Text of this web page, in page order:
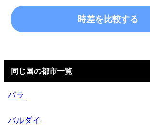
時差を比較する
同じ国の都市一覧
パラ
バルダイ